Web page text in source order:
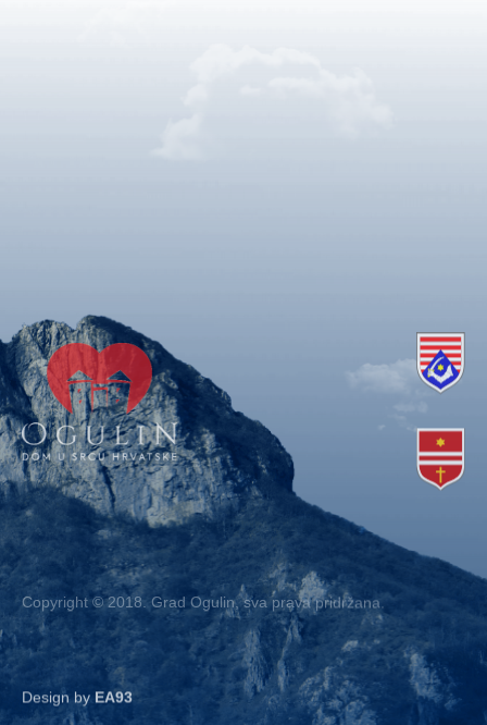
Copyright © 2018. Grad Ogulin, sva prava pridržana.
Design by EA93
Kontakt